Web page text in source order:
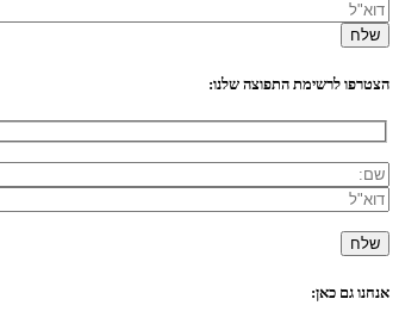
הצטרפו לרשימת התפוצה שלנו:
אנחנו גם כאן: